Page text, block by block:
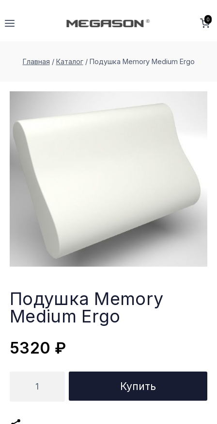
0
Главная / Каталог / Подушка Memory Medium Ergo
Подушка Memory
Medium Ergo
5320 ₽
товара
Memory
Купить